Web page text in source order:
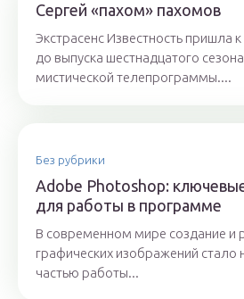
Сергей «пахом» пахомов
Экстрасенс Известность пришла
до выпуска шестнадцатого
мистической телепрограммы....
Без рубрики
Adobe Photoshop:
для работы в программе
В современном мире создание и
графических изображений
частью работы...